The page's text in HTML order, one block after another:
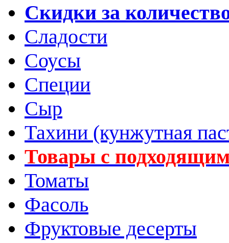
Скидки за
Сладости
Соусы
Специи
Сыр
Тахини (кунжутная
Товары с
Томаты
Фасоль
Фруктовые десерты